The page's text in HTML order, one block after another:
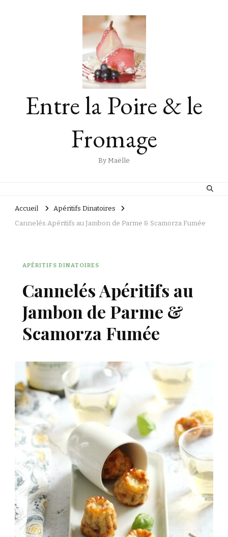
Entre la Poire & le
Fromage
By Maëlle
Accueil
Apéritifs Dinatoires
Cannelés Apéritifs au Jambon de Parme & Scamorza Fumée
APÉRITIFS DINATOIRES
Cannelés Apéritifs au
Jambon de Parme &
Scamorza Fumée